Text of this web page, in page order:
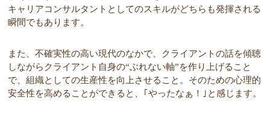
キャリアコンサルタントとしてのスキルがどちらも発揮される
瞬間でもあります。
また、不確実性の高い現代のなかで、クライアントの話を傾聴
しながらクライアント自身の“ぶれない軸”を作り上げること
で、組織としての生産性を向上させること。そのための心理的
安全性を高めることができると、｢やったなぁ！｣と感じます。